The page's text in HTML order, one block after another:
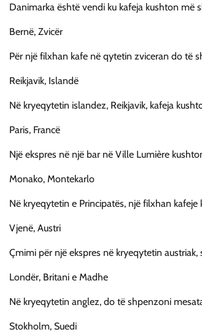
Danimarka është vendi ku kafeja kushton më
Bernë, Zvicër
Për një filxhan kafe në qytetin zviceran do të
Reikjavik, Islandë
Në kryeqytetin islandez, Reikjavik, kafeja
Paris, Francë
Një ekspres në një bar në Ville Lumière
Monako, Montekarlo
Në kryeqytetin e Principatës, një filxhan
Vjenë, Austri
Çmimi për një ekspres në kryeqytetin
Londër, Britani e Madhe
Në kryeqytetin anglez, do të shpenzoni
Stokholm, Suedi